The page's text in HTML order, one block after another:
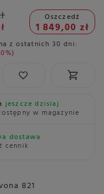
Oszczedź
1 849,00 zł
z ostatnich 30 dni:
0%
jeszcze dzisiaj
w magazynie
dostawa
cennik
821